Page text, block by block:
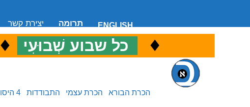
יצירת קשר תרומה ENGLISH
♦ כל שבוע שְׁבוּעִי ♦
הכרת הבורא הכרת עצמי התבודדות 4 היסודות